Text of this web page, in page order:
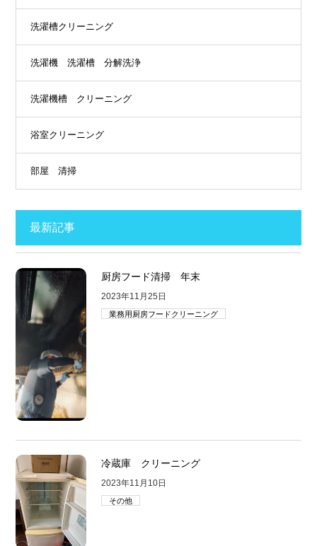
洗濯槽クリーニング
洗濯機 洗濯槽 分解洗浄
洗濯機槽 クリーニング
浴室クリーニング
部屋 清掃
最新記事
厨房フード清掃 年末
2023年11月25日
業務用厨房フードクリーニング
冷蔵庫 クリーニング
2023年11月10日
その他